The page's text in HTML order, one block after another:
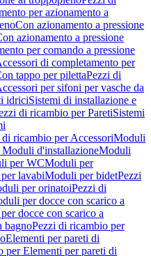
per azionamento a
Con azionamento a pressione
azionamento a pressione
per comando a pressione
di completamento per
tappo per pilettaPezzi di
per sifoni per vasche da
idriciSistemi di installazione e
di ricambio per ParetiSistemi
di ricambio per AccessoriModuli
d'installazioneModuli
per WCModuli per
lavabiModuli per bidetPezzi
per orinatoiPezzi di
per docce con scarico a
docce con scarico a
bagnoPezzi di ricambio per
Elementi per pareti di
per Elementi per pareti di